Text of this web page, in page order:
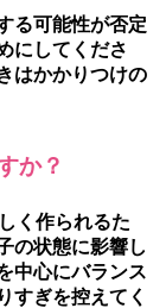
る可能性が否定
にしてくださ
はかかりつけの
か？
く作られるた
の状態に影響し
中心にバランス
すぎを控えてく